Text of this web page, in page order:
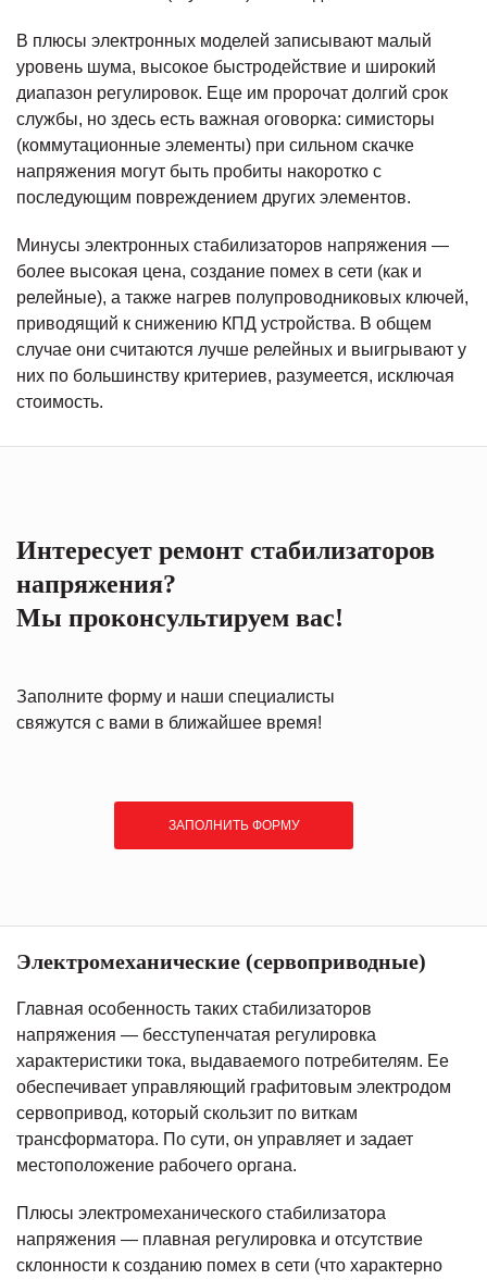
В плюсы электронных моделей записывают малый
уровень шума, высокое быстродействие и широкий
диапазон регулировок. Еще им пророчат долгий срок
службы, но здесь есть важная оговорка: симисторы
(коммутационные элементы) при сильном скачке
напряжения могут быть пробиты накоротко с
последующим повреждением других элементов.
Минусы электронных стабилизаторов напряжения —
более высокая цена, создание помех в сети (как и
релейные), а также нагрев полупроводниковых ключей,
приводящий к снижению КПД устройства. В общем
случае они считаются лучше релейных и выигрывают у
них по большинству критериев, разумеется, исключая
стоимость.
Интересует ремонт стабилизаторов
напряжения?
Мы проконсультируем вас!
Заполните форму и наши специалисты
свяжутся с вами в ближайшее время!
ЗАПОЛНИТЬ ФОРМУ
Электромеханические (сервоприводные)
Главная особенность таких стабилизаторов
напряжения — бесступенчатая регулировка
характеристики тока, выдаваемого потребителям. Ее
обеспечивает управляющий графитовым электродом
сервопривод, который скользит по виткам
трансформатора. По сути, он управляет и задает
местоположение рабочего органа.
Плюсы электромеханического стабилизатора
напряжения — плавная регулировка и отсутствие
склонности к созданию помех в сети (что характерно